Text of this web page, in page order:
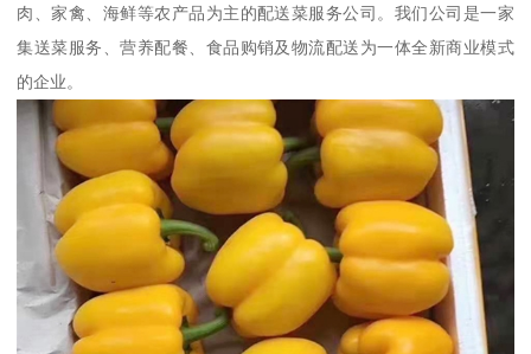
肉、家禽、海鲜等农产品为主的配送菜服务公司。我们公司是一家
集送菜服务、营养配餐、食品购销及物流配送为一体全新商业模式
的企业。